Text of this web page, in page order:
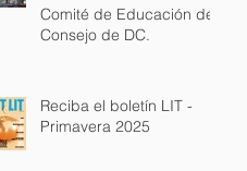
Comité de Educación del
Consejo de DC.
Reciba el boletín LIT -
Primavera 2025